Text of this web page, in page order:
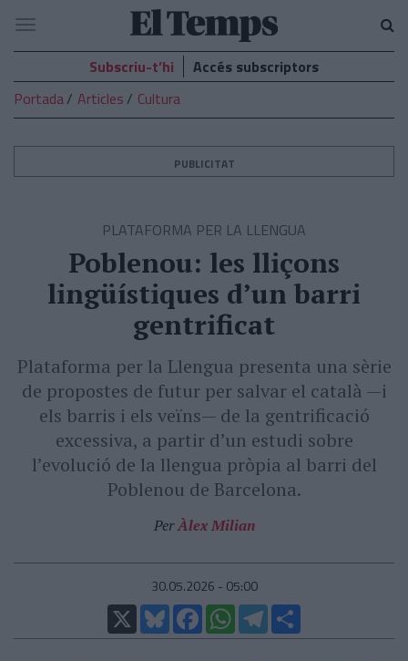
El
Temps
Navegació
Subscriu-t’hi
Accés subscriptors
Portada
Articles Cultura
PUBLICITAT
PLATAFORMA PER LA LLENGUA
Poblenou: les lliçons
lingüístiques d’un barri
gentrificat
Plataforma per la Llengua presenta una sèrie
de propostes de futur per salvar el català —i
els barris i els veïns— de la gentrificació
excessiva, a partir d’un estudi sobre
l’evolució de la llengua pròpia al barri del
Poblenou de Barcelona.
PerÀlex Milian
30.05.2026 - 05:00
X
BlueskyFacebookWhatsAppTelegram